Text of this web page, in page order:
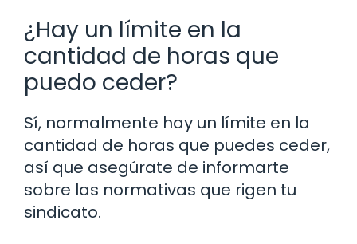
¿Hay un límite en la
cantidad de horas que
puedo ceder?
Sí, normalmente hay un límite en la
cantidad de horas que puedes ceder,
así que asegúrate de informarte
sobre las normativas que rigen tu
sindicato.